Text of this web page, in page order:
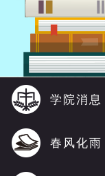
学院消息
春风化雨